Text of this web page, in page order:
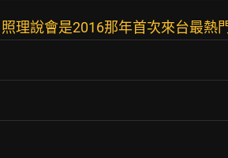
理說會是2016那年首次來台最熱